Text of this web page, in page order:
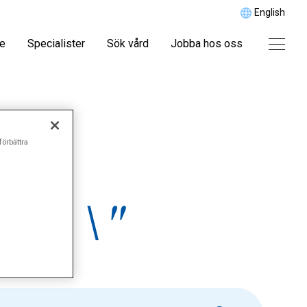
English
Specialister Sök vård Jobba hos oss